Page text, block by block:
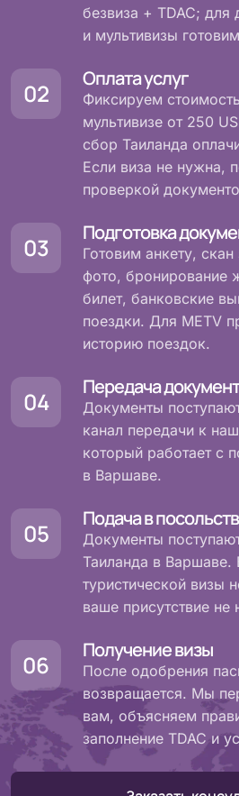
безвиза + TDAC; для
и мультивизы
Оплата услуг
Фиксируем
мультивизе от 250
сбор Таиланда
Если виза не нужна,
проверкой
Подготовка
Готовим анкету, скан
фото, бронирование
билет, банковские
поездки. Для METV
историю поездок.
Передача
Документы
канал передачи к
который работает с
в Варшаве.
Подача в
Документы
Таиланда в Варшаве.
туристической визы
ваше присутствие не
Получение визы
После одобрения
возвращается. Мы
вам, объясняем
заполнение TDAC и